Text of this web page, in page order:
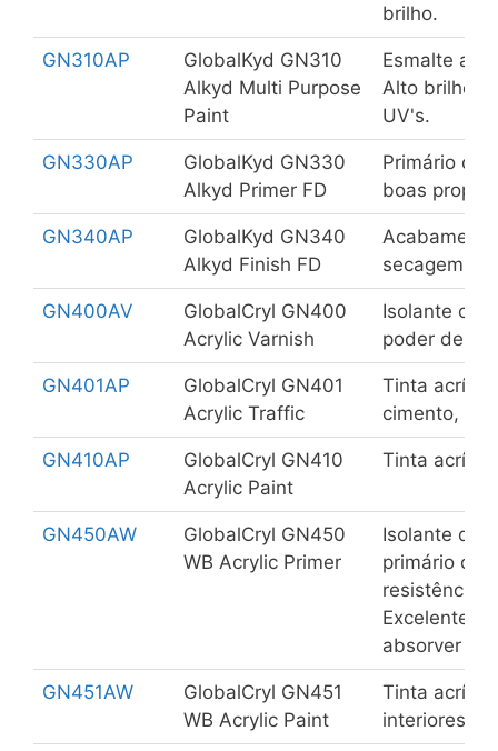
brilho.
GN310AP
GlobalKyd GN310
Alkyd Multi Purpose
Paint
Esmalte
Alto brilho e
UV's.
GN330AP
GlobalKyd GN330
Alkyd Primer FD
Primário de
boas
GN340AP
GlobalKyd GN340
Alkyd Finish FD
secagem
GN400AV
GlobalCryl GN400
Acrylic Varnish
Isolante
poder de
GN401AP
GlobalCryl GN401
Acrylic Traffic
Tinta
cimento,
GN410AP
GlobalCryl GN410
Acrylic Paint
Tinta
GN450AW
GlobalCryl GN450
WB Acrylic Primer
Isolante de
primário
resistência
Excelente
absorver e
GN451AW
GlobalCryl GN451
WB Acrylic Paint
Tinta
interiores e